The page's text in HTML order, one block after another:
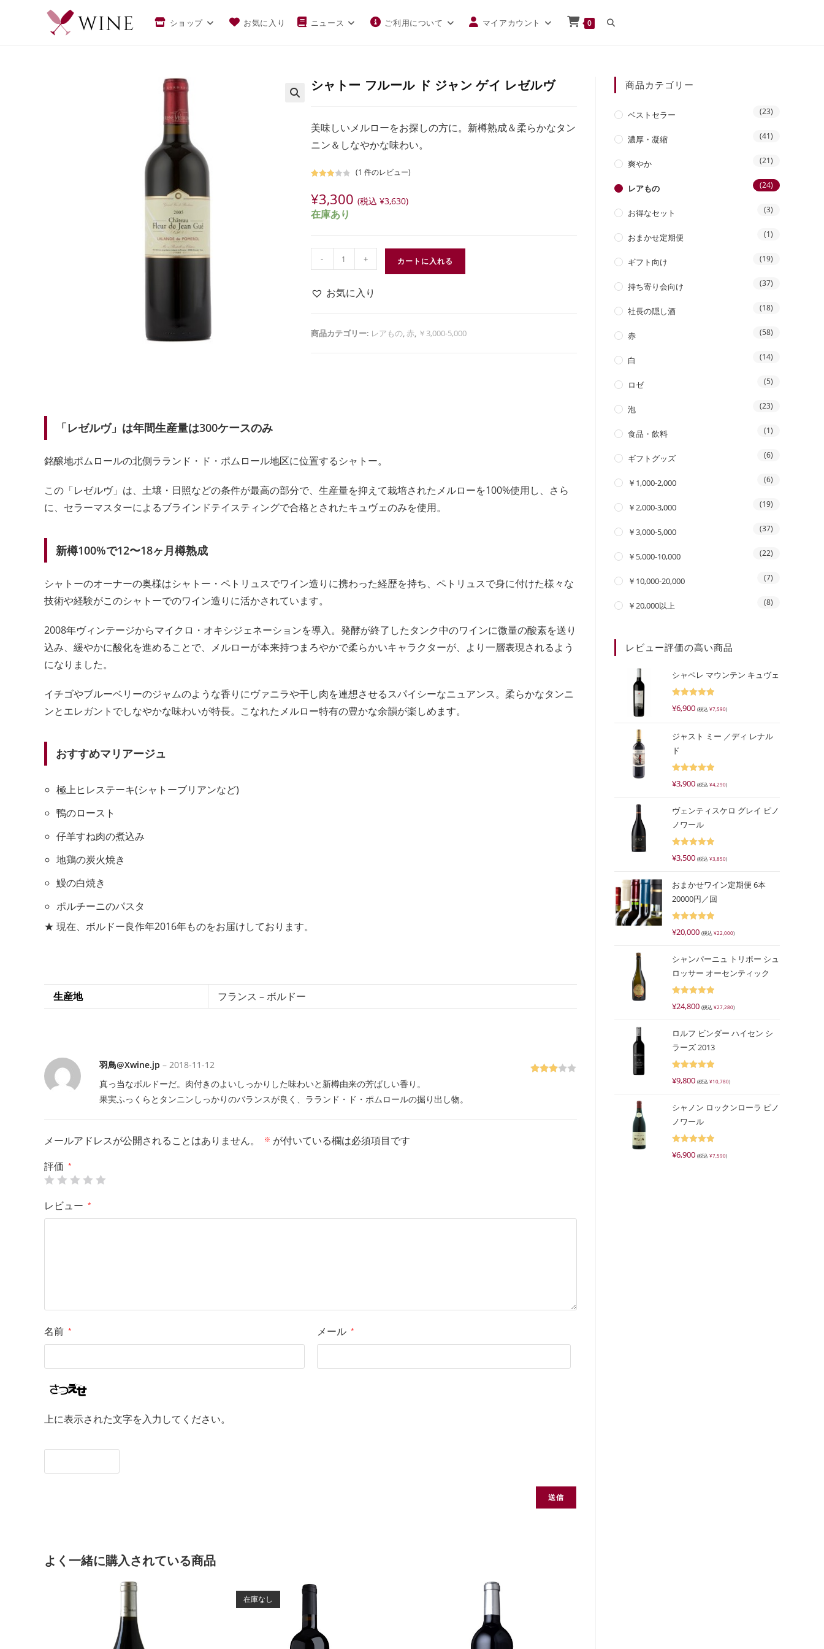
ショップ お気に入り ニュース ご利用について マイアカウント 0
シャトー フルール ド ジャン ゲイ レゼルヴ
美味しいメルローをお探しの方に。新樽熟成＆柔らかなタン
ニン＆しなやかな味わい。
用者評
価に基
づく5
(1 件のレビュー)
¥3,300 (税込 ¥3,630)
在庫あり
- + カートに入れる
お気に入り
商品カテゴリー: レアもの,赤, ￥3,000-5,000
「レゼルヴ」は年間生産量は300ケースのみ
銘醸地ポムロールの北側ラランド・ド・ポムロール地区に位置するシャトー。
この「レゼルヴ」は、土壌・日照などの条件が最高の部分で、生産量を抑えて栽培されたメルローを100%使用し、さら
に、セラーマスターによるブラインドテイスティングで合格とされたキュヴェのみを使用。
新樽100%で12〜18ヶ月樽熟成
シャトーのオーナーの奥様はシャトー・ペトリュスでワイン造りに携わった経歴を持ち、ペトリュスで身に付けた様々な
技術や経験がこのシャトーでのワイン造りに活かされています。
2008年ヴィンテージからマイクロ・オキシジェネーションを導入。発酵が終了したタンク中のワインに微量の酸素を送り
込み、緩やかに酸化を進めることで、メルローが本来持つまろやかで柔らかいキャラクターが、より一層表現されるよう
になりました。
イチゴやブルーベリーのジャムのような香りにヴァニラや干し肉を連想させるスパイシーなニュアンス。柔らかなタンニ
ンとエレガントでしなやかな味わいが特長。こなれたメルロー特有の豊かな余韻が楽しめます。
おすすめマリアージュ
極上ヒレステーキ(シャトーブリアンなど)
鴨のロースト
仔羊すね肉の煮込み
地鶏の炭火焼き
鰻の白焼き
ポルチーニのパスタ
★ 現在、ボルドー良作年2016年ものをお届けしております。
生産地 フランス – ボルドー
羽鳥@Xwine.jp – 2018-11-12
真っ当なボルドーだ。肉付きのよいしっかりした味わいと新樽由来の芳ばしい香り。
果実ふっくらとタンニンしっかりのバランスが良く、ラランド・ド・ポムロールの掘り出し物。
メールアドレスが公開されることはありません。 ※ が付いている欄は必須項目です
評価 *
レビュー *
名前 * メール *
上に表示された文字を入力してください。
よく一緒に購入されている商品
在庫なし
商品カテゴリー
ベストセラー (23)
濃厚・凝縮 (41)
爽やか (21)
レアもの (24)
お得なセット (3)
おまかせ定期便 (1)
ギフト向け (19)
持ち寄り会向け (37)
社長の隠し酒 (18)
赤 (58)
白 (14)
ロゼ (5)
泡 (23)
食品・飲料 (1)
ギフトグッズ (6)
￥1,000-2,000 (6)
￥2,000-3,000 (19)
￥3,000-5,000 (37)
￥5,000-10,000 (22)
￥10,000-20,000 (7)
￥20,000以上 (8)
レビュー評価の高い商品
シャペレ マウンテン キュヴェ
¥6,900 (税込 ¥7,590)
ジャスト ミー ／ディ レナル
ド
¥3,900 (税込 ¥4,290)
ヴェンティスケロ グレイ ピノ
ノワール
¥3,500 (税込 ¥3,850)
おまかせワイン定期便 6本
20000円／回
¥20,000 (税込 ¥22,000)
シャンパーニュ トリボー シュ
ロッサー オーセンティック
¥24,800 (税込 ¥27,280)
ロルフ ビンダー ハイセン シ
ラーズ 2013
5段階で
¥9,800 (税込 ¥10,780)
シャノン ロックンローラ ピノ
ノワール
5段階で
¥6,900 (税込 ¥7,590)